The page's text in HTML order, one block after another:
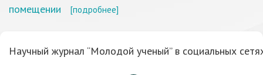
помещении
[подробнее]
Научный журнал “Молодой ученый” в социальных